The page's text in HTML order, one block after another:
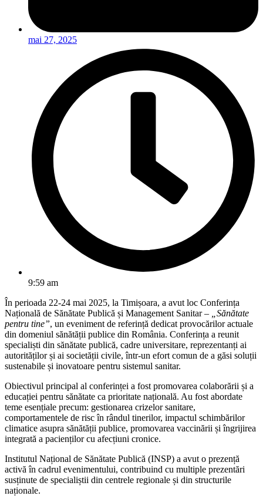
mai 27, 2025
9:59 am
În perioada 22-24 mai 2025, la Timișoara, a avut loc Conferința
Națională de Sănătate Publică și Management Sanitar –
„Sănătate
pentru tine”, un eveniment de referință dedicat provocărilor actuale
din domeniul sănătății publice din România. Conferința a reunit
specialiști din sănătate publică, cadre universitare, reprezentanți ai
autorităților și ai societății civile, într-un efort comun de a găsi soluții
sustenabile și inovatoare pentru sistemul sanitar.
Obiectivul principal al conferinței a fost promovarea colaborării și a
educației pentru sănătate ca prioritate națională. Au fost abordate
teme esențiale precum: gestionarea crizelor sanitare,
comportamentele de risc în rândul tinerilor, impactul schimbărilor
climatice asupra sănătății publice, promovarea vaccinării și îngrijirea
integrată a pacienților cu afecțiuni cronice.
Institutul Național de Sănătate Publică (INSP) a avut o prezență
activă în cadrul evenimentului, contribuind cu multiple prezentări
susținute de specialiștii din centrele regionale și din structurile
naționale.